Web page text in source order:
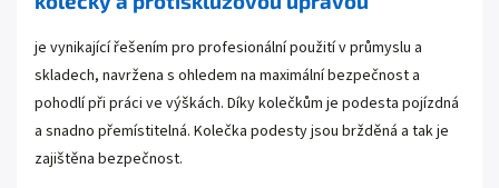
je vynikající řešením pro profesionální použití v průmyslu a
skladech, navržena s ohledem na maximální bezpečnost a
pohodlí při práci ve výškách. Díky kolečkům je podesta pojízdná
a snadno přemístitelná. Kolečka podesty jsou bržděná a tak je
zajištěna bezpečnost.